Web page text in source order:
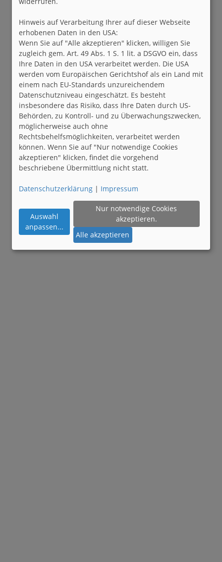
Hinweis auf Verarbeitung Ihrer auf dieser Webseite
erhobenen Daten in den USA:
Wenn Sie auf "Alle akzeptieren" klicken, willigen Sie
zugleich gem. Art. 49 Abs. 1 S. 1 lit. a DSGVO ein, dass
Ihre Daten in den USA verarbeitet werden. Die USA
werden vom Europäischen Gerichtshof als ein Land mit
einem nach EU-Standards unzureichendem
Datenschutzniveau eingeschätzt. Es besteht
insbesondere das Risiko, dass Ihre Daten durch US-
Behörden, zu Kontroll- und zu Überwachungszwecken,
möglicherweise auch ohne
Rechtsbehelfsmöglichkeiten, verarbeitet werden
können. Wenn Sie auf "Nur notwendige Cookies
akzeptieren" klicken, findet die vorgehend
beschriebene Übermittlung nicht statt.
Datenschutzerklärung | Impressum
Auswahl
anpassen...
Nur notwendige Cookies
akzeptieren.
Alle akzeptieren